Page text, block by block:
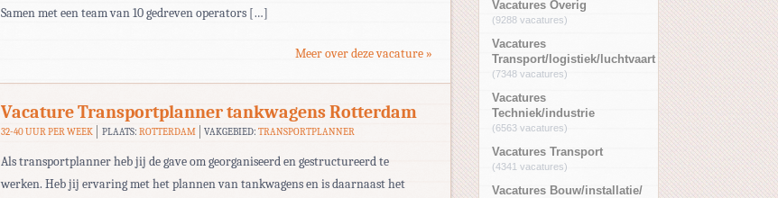
Samen met een team van 10 gedreven operators […]
Meer over deze vacature »
Vacature Transportplanner tankwagens Rotterdam
32-40 UUR PER WEEK PLAATS: ROTTERDAM VAKGEBIED:TRANSPORTPLANNER
Als transportplanner heb jij de gave om georganiseerd en gestructureerd te
werken. Heb jij ervaring met het plannen van tankwagens en is daarnaast het
Vacatures Overig
(9288 vacatures)
Vacatures
Transport/logistiek/luchtvaart
(7348 vacatures)
Vacatures
Techniek/industrie
(6563 vacatures)
Vacatures Transport
(4341 vacatures)
Vacatures Bouw/installatie/